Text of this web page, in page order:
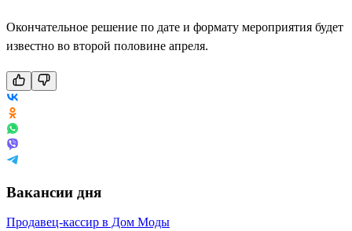
Окончательное решение по дате и формату мероприятия будет
известно во второй половине апреля.
Вакансии дня
Продавец-кассир в Дом Моды